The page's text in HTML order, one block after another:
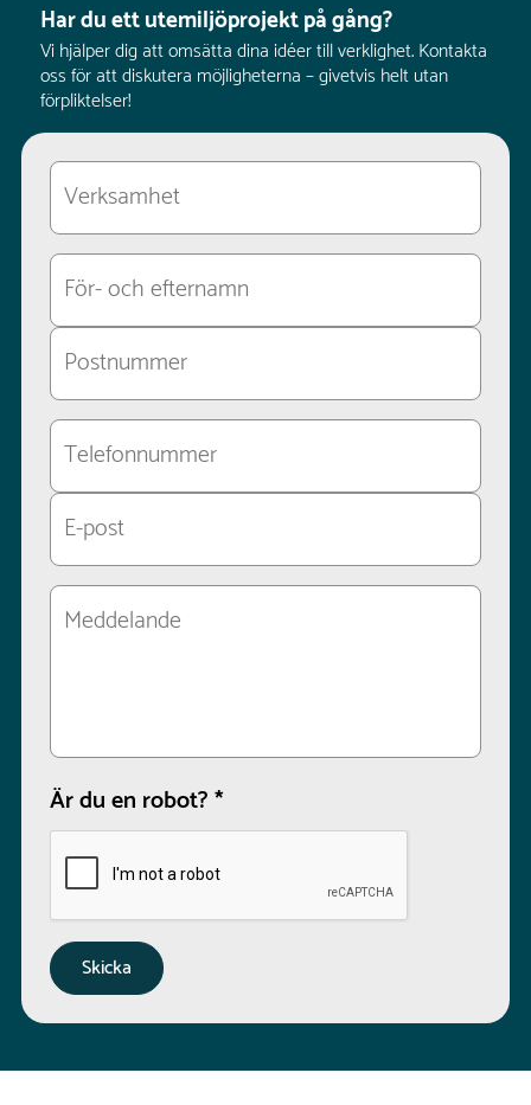
Har du ett utemiljöprojekt på gång?
Vi hjälper dig att omsätta dina idéer till verklighet. Kontakta
oss för att diskutera möjligheterna – givetvis helt utan
förpliktelser!
Är du en robot?*